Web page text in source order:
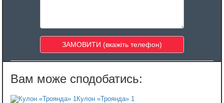
Кулон «‎Троянда» 1